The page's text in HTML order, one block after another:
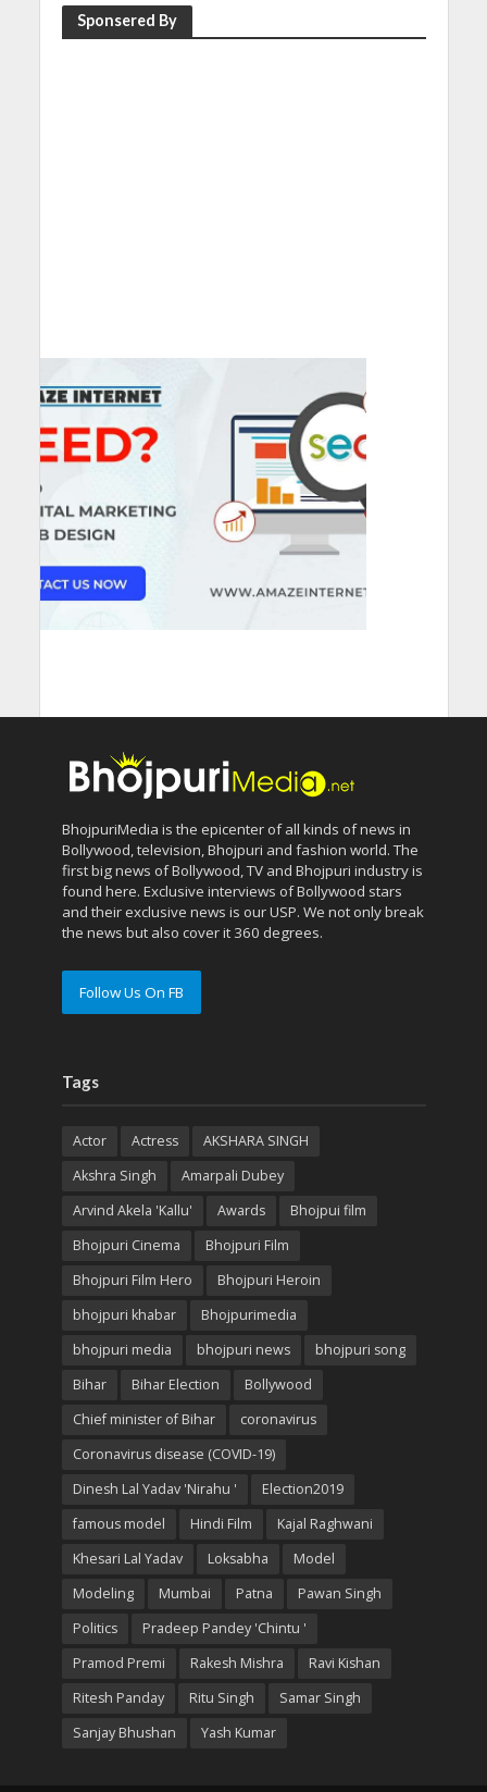
Sponsered By
BhojpuriMedia is the epicenter of all kinds of news in
Bollywood, television, Bhojpuri and fashion world. The
first big news of Bollywood, TV and Bhojpuri industry is
found here. Exclusive interviews of Bollywood stars
and their exclusive news is our USP. We not only break
the news but also cover it 360 degrees.
Follow Us On FB
Tags
Actor Actress
AKSHARA SINGH
Akshra Singh
Amarpali Dubey
Arvind Akela 'Kallu'
Awards
Bhojpui film
Bhojpuri Cinema
Bhojpuri Film
Bhojpuri Film Hero
Bhojpuri Heroin
bhojpuri khabar
Bhojpurimedia
bhojpuri media
bhojpuri news
bhojpuri song
Bihar
Bihar Election
Bollywood
Chief minister of Bihar
coronavirus
Coronavirus disease (COVID-19)
Dinesh Lal Yadav 'Nirahu '
Election2019
famous model
Hindi Film
Kajal Raghwani
Khesari Lal Yadav
Loksabha
Model
Modeling
Mumbai Patna
Pawan Singh
Politics
Pradeep Pandey 'Chintu '
Pramod Premi
Rakesh Mishra
Ravi Kishan
Ritesh Panday
Ritu Singh
Samar Singh
Sanjay Bhushan
Yash Kumar